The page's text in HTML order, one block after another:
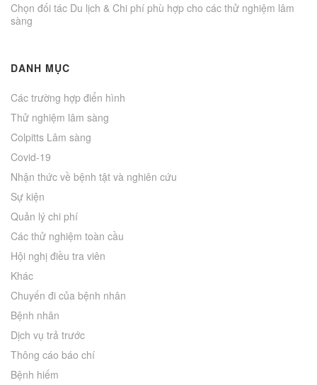
Chọn đối tác Du lịch & Chi phí phù hợp cho các thử nghiệm lâm
sàng
DANH MỤC
Các trường hợp điển hình
Thử nghiệm lâm sàng
Colpitts Lâm sàng
Covid-19
Nhận thức về bệnh tật và nghiên cứu
Sự kiện
Quản lý chi phí
Các thử nghiệm toàn cầu
Hội nghị điều tra viên
Khác
Chuyến đi của bệnh nhân
Bệnh nhân
Dịch vụ trả trước
Thông cáo báo chí
Bệnh hiếm